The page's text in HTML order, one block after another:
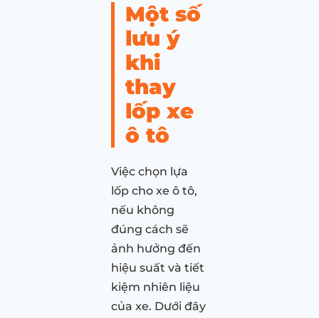
Một số
lưu ý
khi
thay
lốp xe
ô tô
Việc chọn lựa
lốp cho xe ô tô,
nếu không
đúng cách sẽ
ảnh hưởng đến
hiệu suất và tiết
kiệm nhiên liệu
của xe. Dưới đây